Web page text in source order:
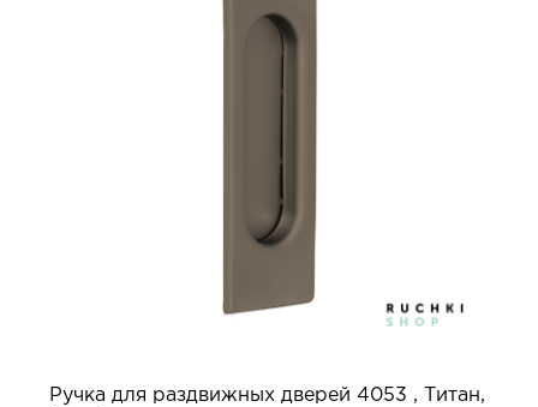
Ручка для раздвижных дверей 4053 , Титан,